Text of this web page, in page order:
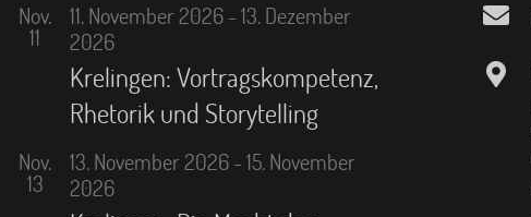
Nov.
11
11. November 2026-13. Dezember
2026
Krelingen: Vortragskompetenz,
Rhetorik und Storytelling
Nov.
13
13. November 2026-15. November
2026